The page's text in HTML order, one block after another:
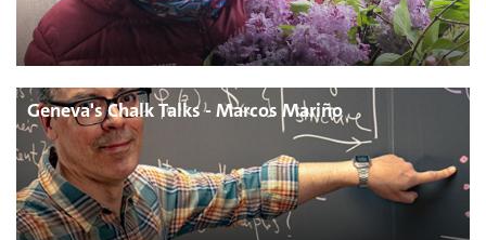
Geneva's Chalk Talks - Marcos Mariño